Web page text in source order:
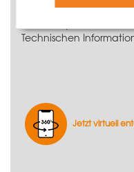
Technischen
Jetzt virtuell